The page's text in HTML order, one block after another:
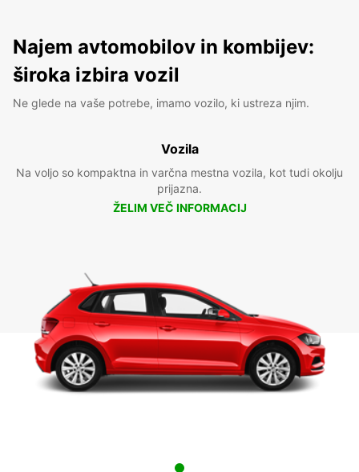
Najem avtomobilov in kombijev:
široka izbira vozil
Ne glede na vaše potrebe, imamo vozilo, ki ustreza njim.
Vozila
Na voljo so kompaktna in varčna mestna vozila, kot tudi okolju
prijazna.
ŽELIM VEČ INFORMACIJ